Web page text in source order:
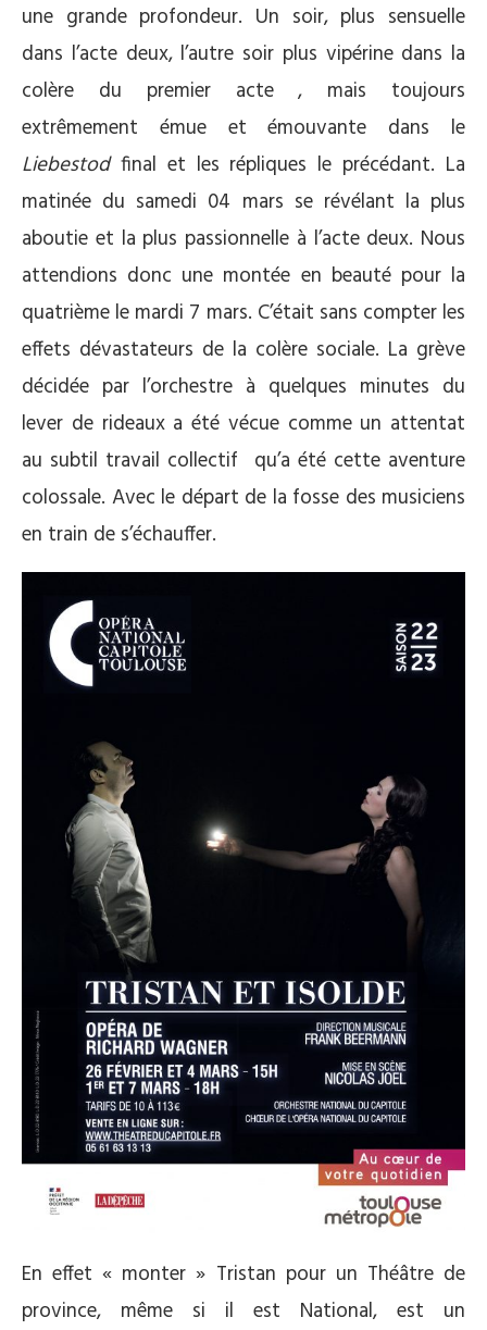
une grande profondeur. Un soir, plus sensuelle
dans l’acte deux, l’autre soir plus vipérine dans la
colère du premier acte , mais toujours
extrêmement émue et émouvante dans le
Liebestodfinal et les répliques le précédant. La
matinée du samedi 04 mars se révélant la plus
aboutie et la plus passionnelle à l’acte deux. Nous
attendions donc une montée en beauté pour la
quatrième le mardi 7 mars. C’était sans compter les
effets dévastateurs de la colère sociale. La grève
décidée par l’orchestre à quelques minutes du
lever de rideaux a été vécue comme un attentat
au subtil travail collectif qu’a été cette aventure
colossale. Avec le départ de la fosse des musiciens
en train de s’échauffer.
En effet « monter » Tristan pour un Théâtre de
province, même si il est National, est un